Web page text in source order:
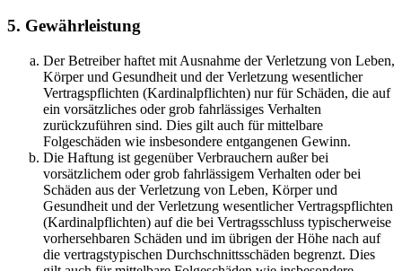
5. Gewährleistung
Der Betreiber haftet mit Ausnahme der Verletzung von Leben,
Körper und Gesundheit und der Verletzung wesentlicher
Vertragspflichten (Kardinalpflichten) nur für Schäden, die auf
ein vorsätzliches oder grob fahrlässiges Verhalten
zurückzuführen sind. Dies gilt auch für mittelbare
Folgeschäden wie insbesondere entgangenen Gewinn.
Die Haftung ist gegenüber Verbrauchern außer bei
vorsätzlichem oder grob fahrlässigem Verhalten oder bei
Schäden aus der Verletzung von Leben, Körper und
Gesundheit und der Verletzung wesentlicher Vertragspflichten
(Kardinalpflichten) auf die bei Vertragsschluss typischerweise
vorhersehbaren Schäden und im übrigen der Höhe nach auf
die vertragstypischen Durchschnittsschäden begrenzt. Dies